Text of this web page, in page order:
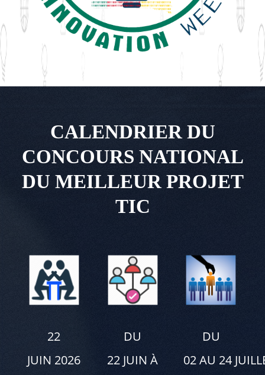
CALENDRIER DU
CONCOURS NATIONAL
DU MEILLEUR PROJET
TIC
22
JUIN 2026
DU
22 JUIN À
DU
02 AU 24